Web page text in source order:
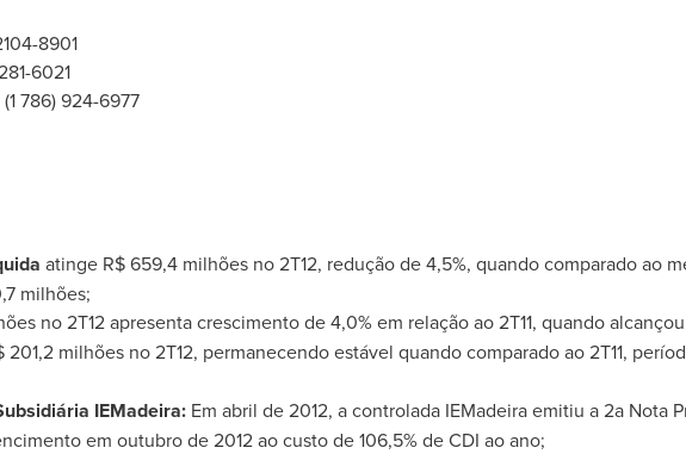
8901
6021
786) 924-6977
atinge R$ 659,4 milhões no 2T12, redução de 4,5%, quando comparado ao
milhões;
no 2T12 apresenta crescimento de 4,0% em relação ao 2T11, quando
milhões no 2T12, permanecendo estável quando comparado ao 2T11,
IEMadeira:Em abril de 2012, a controlada IEMadeira emitiu a 2a Nota
em outubro de 2012 ao custo de 106,5% de CDI ao ano;